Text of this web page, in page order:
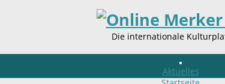
Die internationale
Aktuelles